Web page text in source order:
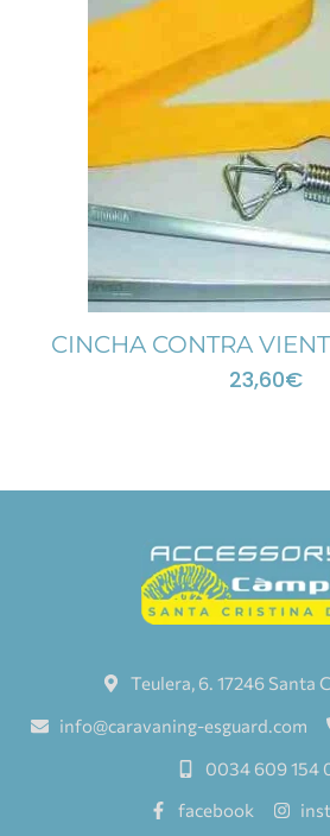
CINCHA CONTRA
23,60€
Teulera, 6. 17246 Santa
info@caravaning-esguard.com
0034 609 154
facebook